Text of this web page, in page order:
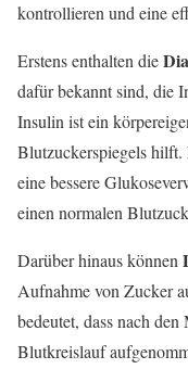
kontrollieren und eine
Erstens enthalten die
dafür bekannt sind, die
Insulin ist ein
Blutzuckerspiegels
eine bessere
einen normalen
Darüber hinaus können
Aufnahme von Zucker
bedeutet, dass nach
Blutkreislauf